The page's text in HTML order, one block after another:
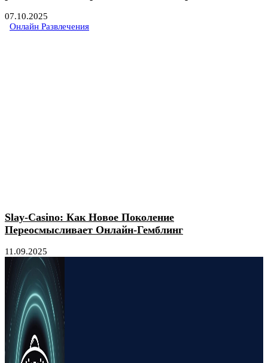
07.10.2025
Онлайн Развлечения
Slay-Casino: Как Новое Поколение
Переосмысливает Онлайн-Гемблинг
11.09.2025